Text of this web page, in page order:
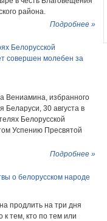
района.
Подробнее »
Белорусской
совершен молебен за
Вениамина, избранного
30 августа в
Белорусской
Успению Пресвятой
Подробнее »
о белорусском народе
продлить на три дня
к тем, кто по тем или